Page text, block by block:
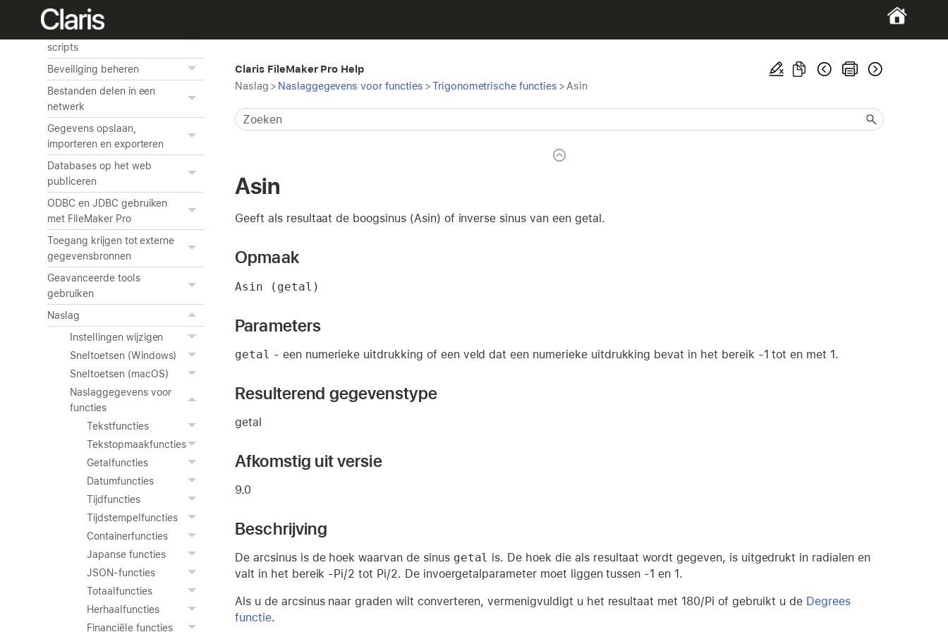
maken
Taken automatiseren met
scripts
Beveiliging beheren
Bestanden delen in een
netwerk
Gegevens opslaan,
importeren en exporteren
Databases op het web
publiceren
ODBC en JDBC gebruiken
met FileMaker Pro
Toegang krijgen tot externe
gegevensbronnen
Geavanceerde tools
gebruiken
Naslag
Instellingen wijzigen
Sneltoetsen (Windows)
Sneltoetsen (macOS)
Naslaggegevens voor
functies
Tekstfuncties
Tekstopmaakfuncties
Getalfuncties
Datumfuncties
Tijdfuncties
Tijdstempelfuncties
Containerfuncties
Japanse functies
JSON-functies
Totaalfuncties
Herhaalfuncties
Financiële functies
Claris FileMaker Pro Help
Naslag > Naslaggegevens voor functies >Trigonometrische functies > Asin
Asin
Geeft als resultaat de boogsinus (Asin) of inverse sinus van een getal.
Opmaak
Asin (getal)
Parameters
getal - een numerieke uitdrukking of een veld dat een numerieke uitdrukking bevat in het bereik -1 tot en met 1.
Resulterend gegevenstype
getal
Afkomstig uit versie
9.0
Beschrijving
De arcsinus is de hoek waarvan de sinus getal is. De hoek die als resultaat wordt gegeven, is uitgedrukt in radialen en
valt in het bereik -Pi/2 tot Pi/2. De invoergetalparameter moet liggen tussen -1 en 1.
Als u de arcsinus naar graden wilt converteren, vermenigvuldigt u het resultaat met 180/Pi of gebruikt u de Degrees
functie.